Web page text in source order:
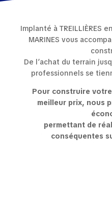
Implanté à TREILLIÈRES
MARINES vous
De l’achat du terrain
professionnels se
Pour construire
meilleur prix, nous
permettant de
conséquentes